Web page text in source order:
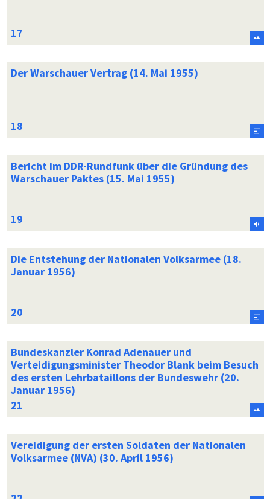
Der Warschauer Vertrag (14. Mai 1955)
Bericht im DDR-Rundfunk über die Gründung des
Warschauer Paktes (15. Mai 1955)
Die Entstehung der Nationalen Volksarmee (18.
Januar 1956)
Bundeskanzler Konrad Adenauer und
Verteidigungsminister Theodor Blank beim Besuch
des ersten Lehrbataillons der Bundeswehr (20.
Januar 1956)
Vereidigung der ersten Soldaten der Nationalen
Volksarmee (NVA) (30. April 1956)